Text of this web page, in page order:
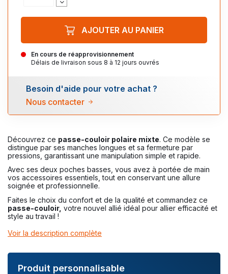
Découvrez ce passe-couloir polaire mixte. Ce modèle se
distingue par ses manches longues et sa fermeture par
pressions, garantissant une manipulation simple et rapide.
Avec ses deux poches basses, vous avez à portée de main
vos accessoires essentiels, tout en conservant une allure
soignée et professionnelle.
Faites le choix du confort et de la qualité et commandez ce
passe-couloir, votre nouvel allié idéal pour allier efficacité et
style au travail !
Voir la description complète
Produit personnalisable
En cours de réapprovisionnement
Délais de livraison sous 8 à 12 jours ouvrés
AJOUTER AU PANIER
Besoin d'aide pour votre achat ?
Nous contacter